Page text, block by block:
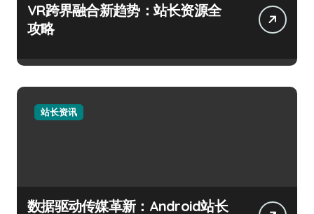
VR跨界融合新趋势：站长资源全
攻略
站长资讯
数据驱动传媒革新：Android站长